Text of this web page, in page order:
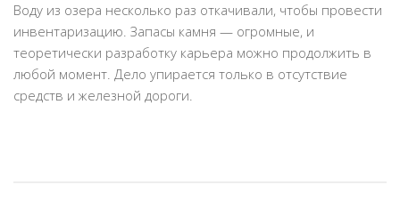
Воду из озера несколько раз откачивали, чтобы провести
инвентаризацию. Запасы камня — огромные, и
теоретически разработку карьера можно продолжить в
любой момент. Дело упирается только в отсутствие
средств и железной дороги.